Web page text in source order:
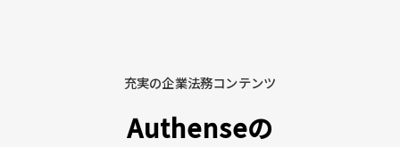
充実の企業法務コンテンツ
Authenseの